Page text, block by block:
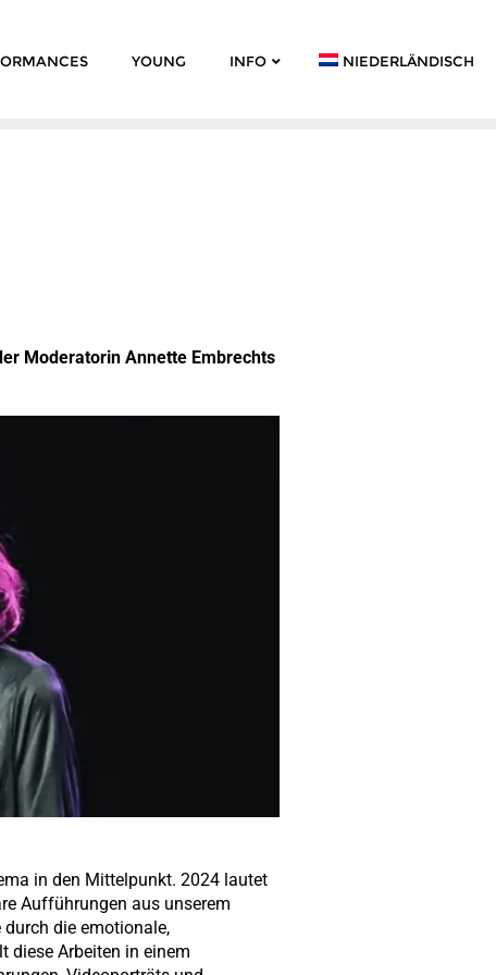
YOUNG INFO NIEDERLÄNDISCH
Moderatorin Annette Embrechts
in den Mittelpunkt. 2024 lautet
Aufführungen aus unserem
die emotionale,
diese Arbeiten in einem